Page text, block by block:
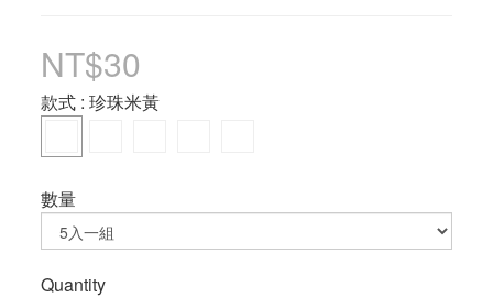
NT$30
款式 : 珍珠米黃
數量
Quantity